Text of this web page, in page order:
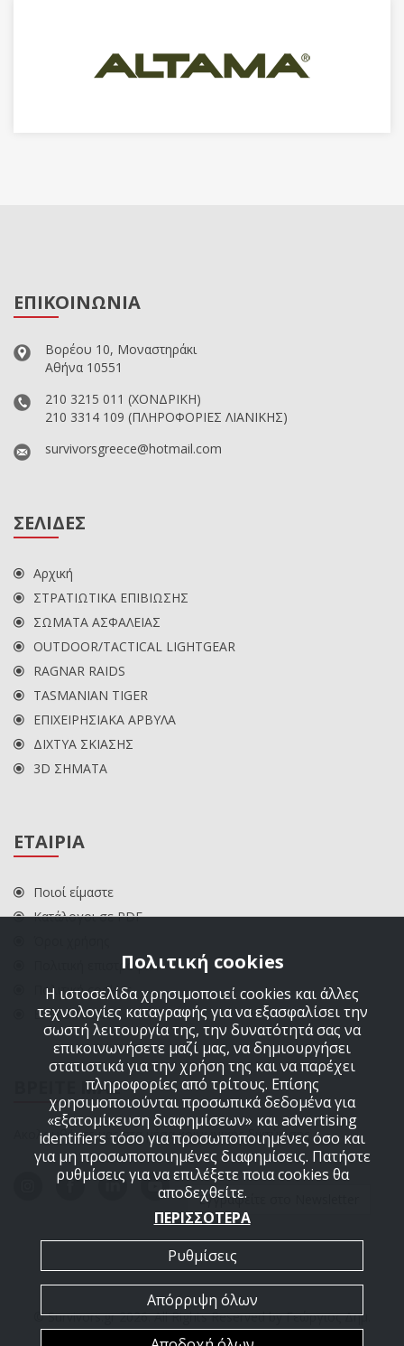
ΕΠΙΚΟΙΝΩΝΙΑ
Βορέου 10, Μοναστηράκι
Αθήνα 10551
210 3215 011 (ΧΟΝΔΡΙΚΗ)
210 3314 109 (ΠΛΗΡΟΦΟΡΙΕΣ ΛΙΑΝΙΚΗΣ)
survivorsgreece@hotmail.com
ΣΕΛΙΔΕΣ
Αρχική
ΣΤΡΑΤΙΩΤΙΚΑ ΕΠΙΒΙΩΣΗΣ
ΣΩΜΑΤΑ ΑΣΦΑΛΕΙΑΣ
OUTDOOR/TACTICAL LIGHTGEAR
RAGNAR RAIDS
TASMANIAN TIGER
ΕΠΙΧΕΙΡΗΣΙΑΚΑ ΑΡΒΥΛΑ
ΔΙΧΤΥΑ ΣΚΙΑΣΗΣ
3D ΣΗΜΑΤΑ
ΕΤΑΙΡΙΑ
Ποιοί είμαστε
Κατάλογοι σε PDF
Πολιτική επιστροφών
Πολιτική cookies
ΕΠΙΚΟΙΝΩΝΙΑ
ΒΡΕΙΤΕ ΜΑΣ
Ακολουθήστε μας στα μέσα κοινωνικής δικτύωσης
Εγγραφείτε στο Newsletter
© Survivors.gr 2026. All Rights Reserved by Γεώργιος Δημ.
Πολιτική cookies
Η ιστοσελίδα χρησιμοποιεί cookies και άλλες
τεχνολογίες καταγραφής για να εξασφαλίσει την
σωστή λειτουργία της, την δυνατότητά σας να
επικοινωνήσετε μαζί μας, να δημιουργήσει
στατιστικά για την χρήση της και να παρέχει
πληροφορίες από τρίτους. Επίσης
χρησιμοποιούνται προσωπικά δεδομένα για
«εξατομίκευση διαφημίσεων» και advertising
identifiers τόσο για προσωποποιημένες όσο και
για μη προσωποποιημένες διαφημίσεις. Πατήστε
ρυθμίσεις για να επιλέξετε ποια cookies θα
αποδεχθείτε.
ΠΕΡΙΣΣΟΤΕΡΑ
Ρυθμίσεις
Απόρριψη όλων